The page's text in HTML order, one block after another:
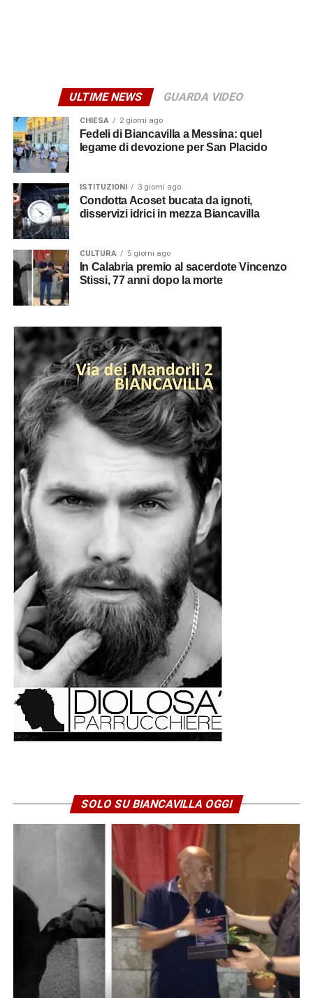
ULTIME NEWS GUARDA VIDEO
CHIESA 2 giorni ago
Fedeli di Biancavilla a Messina: quel
legame di devozione per San Placido
ISTITUZIONI 3 giorni ago
Condotta Acoset bucata da ignoti,
disservizi idrici in mezza Biancavilla
CULTURA 5 giorni ago
In Calabria premio al sacerdote Vincenzo
Stissi, 77 anni dopo la morte
SOLO SU BIANCAVILLA OGGI